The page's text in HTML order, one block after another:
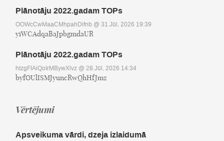
Plānotāju 2022.gadam TOPs
OOWcCwMaaCMhpahDifnb @ 31.Jūl, 2026 19:39
yiWCAdqaBaJpbgmdaUR
Plānotāju 2022.gadam TOPs
htzgFIAiQoIrMBywXlvz @ 28.Jūl, 2026 14:34
byfOUlISMJyuncRwQhHfJmz
Vērtējumi
Apsveikuma vārdi, dzeja izlaidumā